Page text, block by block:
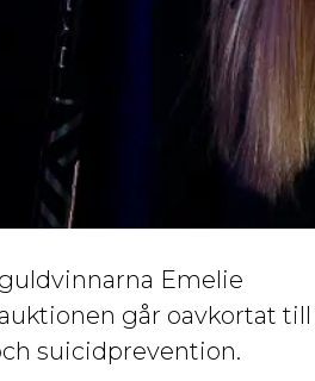
Emelie
går oavkortat till
suicidprevention.